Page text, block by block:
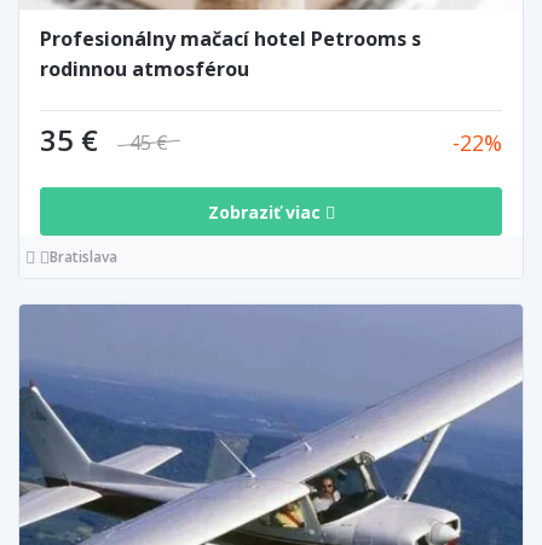
Profesionálny mačací hotel Petrooms s
rodinnou atmosférou
35 € 45 € 22
Zobraziť viac
Bratislava